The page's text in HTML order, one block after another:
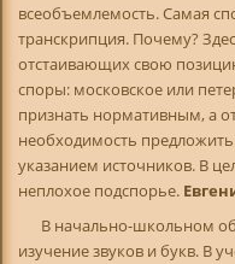
всеобъемлемость. Самая
транскрипция. Почему?
отстаивающих свою
споры: московское или
признать нормативным, а
необходимость
указанием источников. В
неплохое подспорье.
В начально-школьном
изучение звуков и букв. В